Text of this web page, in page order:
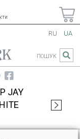
RU UA
ПОШУК
JAY